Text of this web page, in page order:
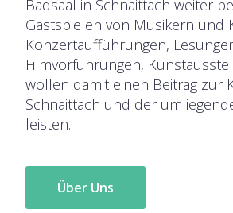
Badsaal in Schnaittach weiter
Gastspielen von Musikern und
Konzertaufführungen,
Filmvorführungen,
wollen damit einen Beitrag zur
Schnaittach und der
leisten.
Über Uns